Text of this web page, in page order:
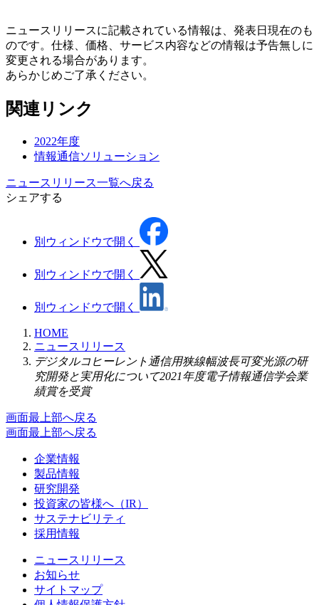
ニュースリリースに記載されている情報は、発表日現在のも
のです。仕様、価格、サービス内容などの情報は予告無しに
変更される場合があります。
あらかじめご了承ください。
関連リンク
2022年度
情報通信ソリューション
ニュースリリース一覧へ戻る
シェアする
別ウィンドウで開く
別ウィンドウで開く
別ウィンドウで開く
HOME
ニュースリリース
デジタルコヒーレント通信用狭線幅波長可変光源の研
究開発と実用化について2021年度電子情報通信学会業
績賞を受賞
画面最上部へ戻る
画面最上部へ戻る
企業情報
製品情報
研究開発
投資家の皆様へ（IR）
サステナビリティ
採用情報
ニュースリリース
お知らせ
サイトマップ